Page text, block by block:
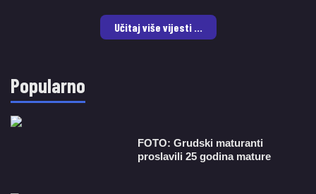
Učitaj više vijesti ...
Popularno
FOTO: Grudski maturanti
proslavili 25 godina mature